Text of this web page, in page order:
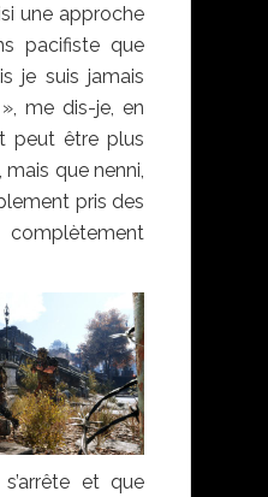
une approche
pacifiste que
je suis jamais
me dis-je, en
peut être plus
que nenni,
pris des
s’arrête et que